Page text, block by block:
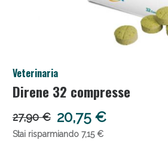
Veterinaria
Direne 32 compresse
27,90 € 20,75 €
Stai risparmiando 7,15 €
Anticellulite e Fanghi: Sconto